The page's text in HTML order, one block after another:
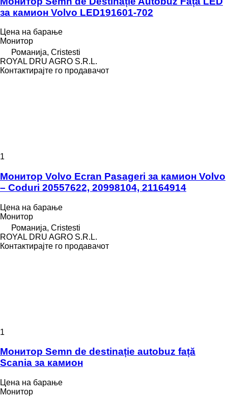
за камион Volvo LED191601-702
Цена на барање
Монитор
Романија, Cristesti
ROYAL DRU AGRO S.R.L.
Контактирајте го продавачот
1
Монитор Volvo Ecran Pasageri за камион Volvo
– Coduri 20557622, 20998104, 21164914
Цена на барање
Монитор
Романија, Cristesti
ROYAL DRU AGRO S.R.L.
Контактирајте го продавачот
1
Монитор Semn de destinație autobuz față
Scania за камион
Цена на барање
Монитор